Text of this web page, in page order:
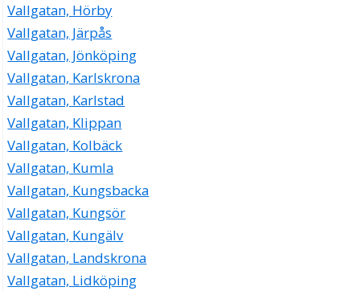
Vallgatan, Hörby
Vallgatan, Järpås
Vallgatan, Jönköping
Vallgatan, Karlskrona
Vallgatan, Karlstad
Vallgatan, Klippan
Vallgatan, Kolbäck
Vallgatan, Kumla
Vallgatan, Kungsbacka
Vallgatan, Kungsör
Vallgatan, Kungälv
Vallgatan, Landskrona
Vallgatan, Lidköping